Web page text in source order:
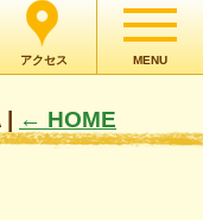
アクセス MENU
| ← HOME